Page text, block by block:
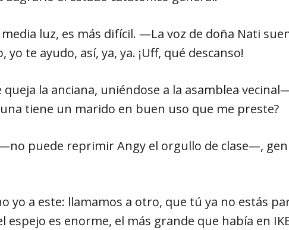
luz, es más difícil. ―La voz de doña Nati
te ayudo, así, ya, ya. ¡Uff, qué descanso!
queja la anciana, uniéndose a la asamblea
tiene un marido en buen uso que me preste?
puede reprimir Angy el orgullo de clase―,
yo a este: llamamos a otro, que tú ya no estás
espejo es enorme, el más grande que había en